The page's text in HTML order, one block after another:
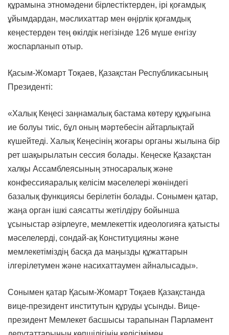
құрамына этномәдени бірлестіктерден, ірі қоғамдық
ұйымдардан, мәслихаттар мен өңірлік қоғамдық
кеңестерден тең өкілдік негізінде 126 мүше енгізу
жоспарланып отыр.
Қасым-Жомарт Тоқаев, Қазақстан Республикасының
Президенті:
«Халық Кеңесі заңнамалық бастама көтеру құқығына
ие болуы тиіс, бұл оның мәртебесін айтарлықтай
күшейтеді. Халық Кеңесінің жоғары органы жылына бір
рет шақырылатын сессия болады. Кеңеске Қазақстан
халқы Ассамблеясының этносаралық және
конфессияаралық келісім мәселелері жөніндегі
базалық функциясы берілетін болады. Сонымен қатар,
жаңа орган ішкі саясатты жетілдіру бойынша
ұсыныстар әзірлеуге, мемлекеттік идеологияға қатысты
мәселелерді, сондай-ақ Конституцияны және
мемлекетіміздің басқа да маңызды құжаттарын
ілгерілетумен және насихаттаумен айналысады».
Сонымен қатар Қасым-Жомарт Тоқаев Қазақстанда
вице-президент институтын құруды ұсынды. Вице-
президент Мемлекет басшысы тарапынан Парламент